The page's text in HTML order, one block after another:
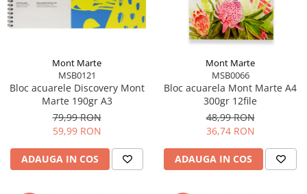
Mont Marte
MSB0121
Bloc acuarele Discovery Mont
Marte 190gr A3
79,99 RON
59,99 RON
ADAUGA IN COS
Mont Marte
MSB0066
Bloc acuarela Mont Marte A4
300gr 12file
48,99 RON
36,74 RON
ADAUGA IN COS